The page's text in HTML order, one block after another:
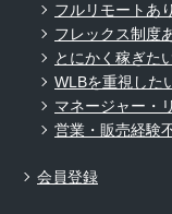
フルリモートあ
フレックス制度
とにかく稼ぎた
WLBを重視した
マネージャー・
営業・販売経験
会員登録